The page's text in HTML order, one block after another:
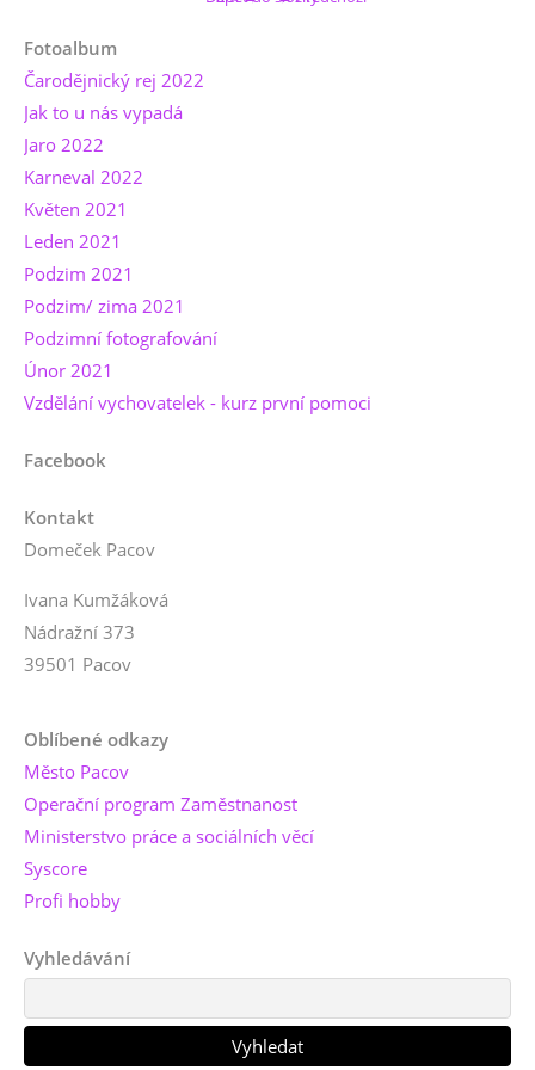
Fotoalbum
Čarodějnický rej 2022
Jak to u nás vypadá
Jaro 2022
Karneval 2022
Květen 2021
Leden 2021
Podzim 2021
Podzim/ zima 2021
Podzimní fotografování
Únor 2021
Vzdělání vychovatelek - kurz první pomoci
Facebook
Kontakt
Domeček Pacov
Ivana Kumžáková
Nádražní 373
39501 Pacov
Oblíbené odkazy
Město Pacov
Operační program Zaměstnanost
Ministerstvo práce a sociálních věcí
Syscore
Profi hobby
Vyhledávání